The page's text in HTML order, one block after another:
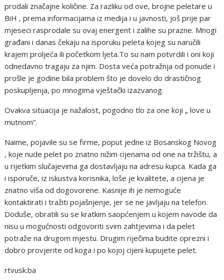
prodali značajne količine. Za razliku od ove, brojne peletare u
BiH , prema informacijama iz medija i u javnosti, još prije par
mjeseci rasprodale su ovaj energent i zalihe su prazne. Mnogi
građani i danas čekaju na isporuku peleta kojeg su naručili
krajem proljeća ili početkom ljeta.To su nam potvrdili i oni koji
odnedavno tragaju za njim. Dosta veća potražnja od ponude i
prošle je godine bila problem što je dovelo do drastičnog
poskupljenja, po mnogima vještački izazvanog.
Ovakva situacija je nažalost, pogodno tlo za one koji „ love u
mutnom“.
Naime, pojavile su se firme, poput jedne iz Bosanskog Novog
, koje nude pelet po znatno nižim cijenama od one na tržištu, a
u rijetkim slučajevima ga dostavljaju na adresu kupca. Kada ga
i isporuče, iz iskustva korisnika, loše je kvalitete, a cijena je
znatno viša od dogovorene. Kasnije ih je nemoguće
kontaktirati i tražiti pojašnjenje, jer se ne javljaju na telefon.
Doduše, obratili su se kratkim saopćenjem u kojem navode da
nisu u mogućnosti odgovoriti svim zahtjevima i da pelet
potraže na drugom mjestu. Drugim riječima budite oprezni i
dobro provjerite od koga i po kojoj cijeni kupujete pelet.
rtvusk.ba